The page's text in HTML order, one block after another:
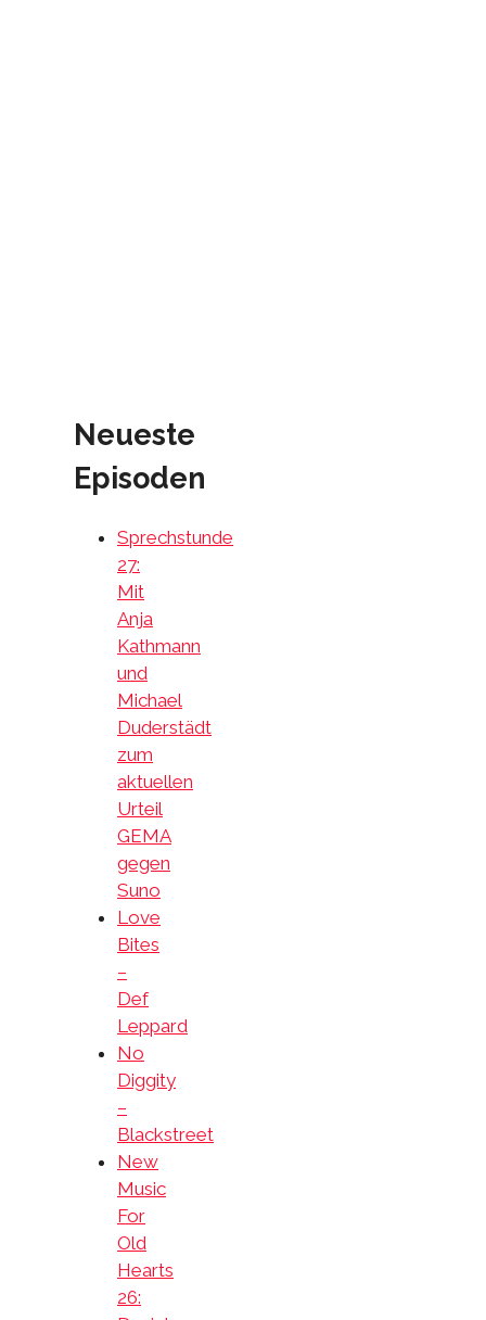
Neueste
Episoden
Sprechstunde
27:
Mit
Anja
Kathmann
und
Michael
Duderstädt
zum
aktuellen
Urteil
GEMA
gegen
Suno
Love
Bites
–
Def
Leppard
No
Diggity
–
Blackstreet
New
Music
For
Old
Hearts
26: